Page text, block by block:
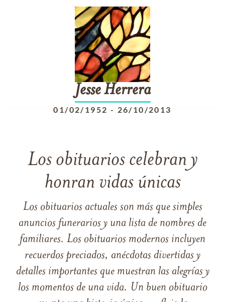
Jesse Herrera
01/02/1952 - 26/10/2013
Los obituarios celebran y
honran vidas únicas
Los obituarios actuales son más que simples
anuncios funerarios y una lista de nombres de
familiares. Los obituarios modernos incluyen
recuerdos preciados, anécdotas divertidas y
detalles importantes que muestran las alegrías y
los momentos de una vida. Un buen obituario